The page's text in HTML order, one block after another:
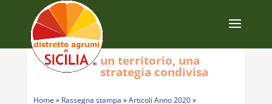
Home » Rassegna stampa »Articoli Anno 2020»
un territorio, una
strategia condivisa